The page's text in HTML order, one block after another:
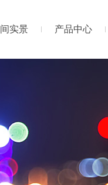
实景 产品中心